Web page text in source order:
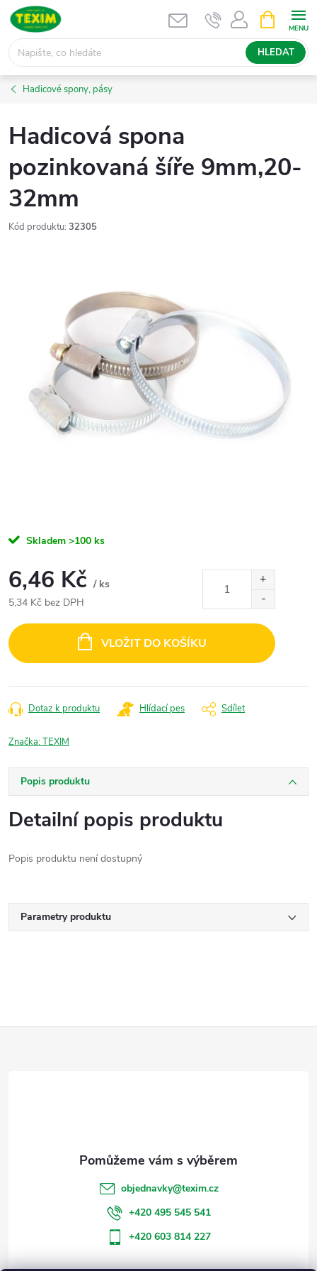
Přejít
obsah
HLEDAT
NÁKUPNÍ
KOŠÍK
Hadicové spony, pásy
Hadicová spona
pozinkovaná šíře 9mm,20-
32mm
Kód produktu: 32305
Skladem >100 ks
6,46 Kč / ks
5,34 Kč bez DPH
cena:
VLOŽIT DO KOŠÍKU
Dotaz k produktu Hlídací pes Sdílet
Značka:TEXIM
Popis produktu
Detailní popis produktu
Popis produktu není dostupný
Parametry produktu
objednavky@texim.cz
+420 495 545 541
+420 603 814 227